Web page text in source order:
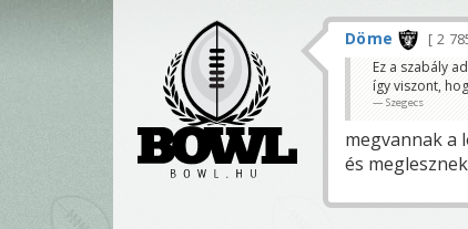
Döme 2
Ez a szabály
így viszont,
Szegecs
megvannak a
és